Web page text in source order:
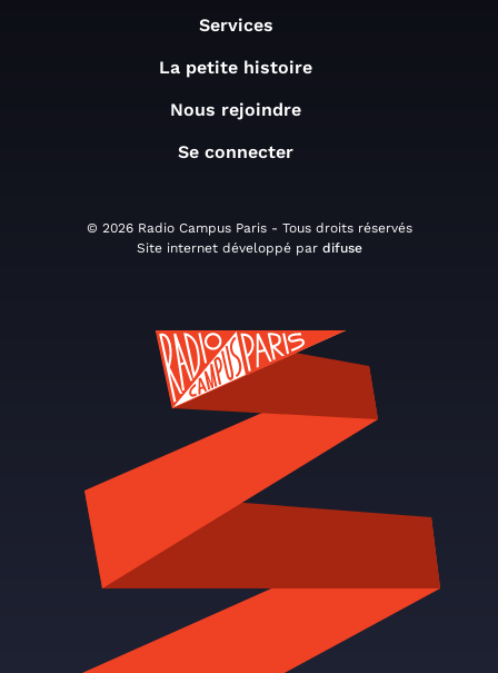
Services
La petite histoire
Nous rejoindre
Se connecter
© 2026 Radio Campus Paris - Tous droits réservés
Site internet développé par difuse